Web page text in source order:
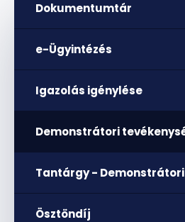
Dokumentumtár
e-Ügyintézés
Igazolás igénylése
Demonstrátori
Tantárgy -
Ösztöndíj